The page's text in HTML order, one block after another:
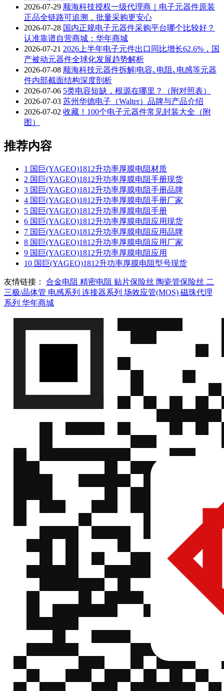
2026-07-29 顺海科技授权一级代理商｜电子元器件原装
正品全链路可追溯，批量采购更安心
2026-07-28 国内正规电子元器件采购平台哪个比较好？
认准靠谱自营商城：华年商城
2026-07-21 2026上半年电子元件出口同比增长62.6%，国
产被动元器件全球化发展趋势解析
2026-07-08 顺海科技元器件拆解|电容､电阻､电感等元器
件内部截面结构深度剖析
2026-07-06 5类电容短缺，根源在哪里？（附对照表）
2026-07-03 苏州华德电子（Walter）品牌与产品介绍
2026-07-02 收藏！100个电子元器件常见封装大全（附
图）
推荐内容
1 国巨(YAGEO)1812升功率厚膜电阻材质
2 国巨(YAGEO)1812升功率厚膜电阻手册现货
3 国巨(YAGEO)1812升功率厚膜电阻手册品牌
4 国巨(YAGEO)1812升功率厚膜电阻手册厂家
5 国巨(YAGEO)1812升功率厚膜电阻手册
6 国巨(YAGEO)1812升功率厚膜电阻应用现货
7 国巨(YAGEO)1812升功率厚膜电阻应用品牌
8 国巨(YAGEO)1812升功率厚膜电阻应用厂家
9 国巨(YAGEO)1812升功率厚膜电阻应用
10 国巨(YAGEO)1812升功率厚膜电阻型号现货
友情链接： 合金电阻 精密电阻 贴片保险丝 陶瓷管保险丝 二
三极/晶体管 电感系列 连接器系列 场效应管(MOS) 磁珠代理
系列 华年商城